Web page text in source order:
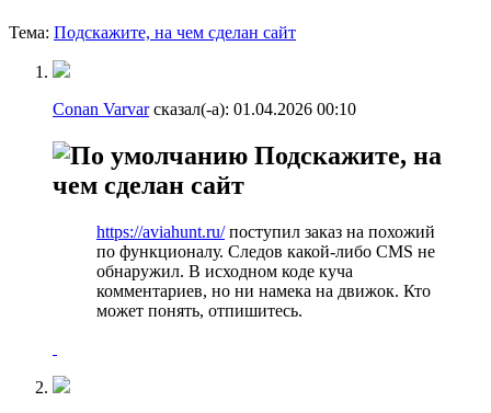
Тема: Подскажите, на чем сделан сайт
Conan Varvarсказал(-а): 01.04.2026 00:10
Подскажите, на
чем сделан сайт
https://aviahunt.ru/поступил заказ на похожий
по функционалу. Следов какой-либо CMS не
обнаружил. В исходном коде куча
комментариев, но ни намека на движок. Кто
может понять, отпишитесь.